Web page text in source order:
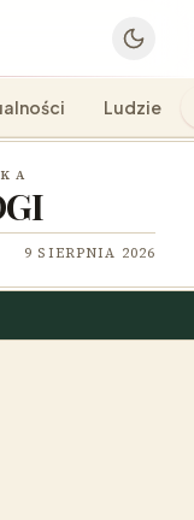
Ludzie
9 SIERPNIA 2026